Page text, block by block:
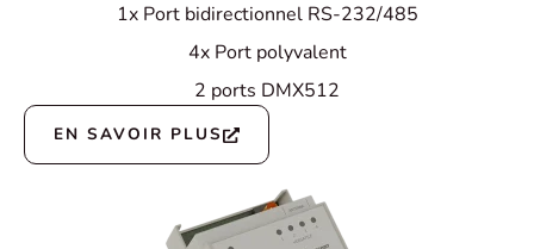
1x Port bidirectionnel RS-232/485
4x Port polyvalent
2 ports DMX512
EN SAVOIR PLUS